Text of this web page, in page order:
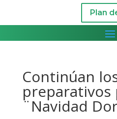
Plan
Continúan
preparativos
¨Navidad